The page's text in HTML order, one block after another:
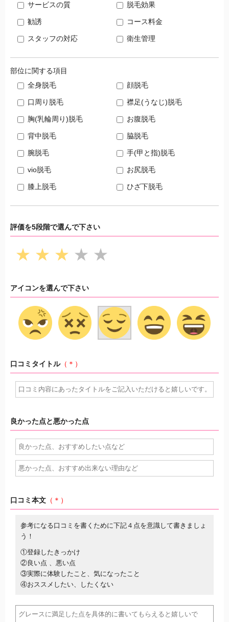
サービスの質 脱毛効果
勧誘 コース料金
スタッフの対応 衛生管理
部位に関する項目
全身脱毛
顔脱毛
口周り脱毛 襟足(うなじ)脱毛
胸(乳輪周り)脱毛 お腹脱毛
背中脱毛 脇脱毛
腕脱毛 手(甲と指)脱毛
vio脱毛 お尻脱毛
膝上脱毛 ひざ下脱毛
評価を5段階で選んで下さい
★ ★ ★ ★ ★
アイコンを選んで下さい
口コミタイトル（＊）
良かった点と悪かった点
口コミ本文 （＊）
参考になる口コミを書くために下記４点を意識して書きましょ
う！
①登録したきっかけ
②良い点 、悪い点
③実際に体験したこと、気になったこと
④おススメしたい、したくない